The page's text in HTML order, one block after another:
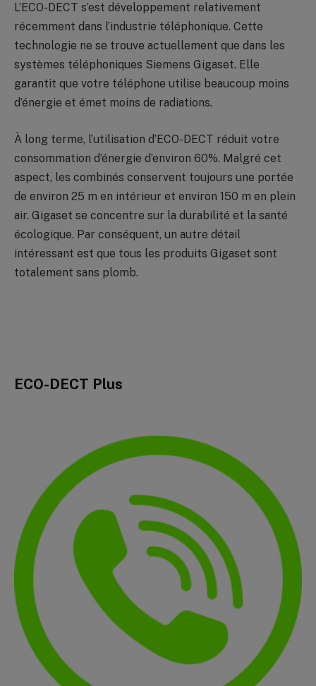
L’ECO-DECT s’est développement relativement
récemment dans l’industrie téléphonique. Cette
technologie ne se trouve actuellement que dans les
systèmes téléphoniques Siemens Gigaset. Elle
garantit que votre téléphone utilise beaucoup moins
d’énergie et émet moins de radiations.
À long terme, l’utilisation d’ECO-DECT réduit votre
consommation d’énergie d’environ 60%. Malgré cet
aspect, les combinés conservent toujours une portée
de environ 25 m en intérieur et environ 150 m en plein
air. Gigaset se concentre sur la durabilité et la santé
écologique. Par conséquent, un autre détail
intéressant est que tous les produits Gigaset sont
totalement sans plomb.
ECO-DECT Plus